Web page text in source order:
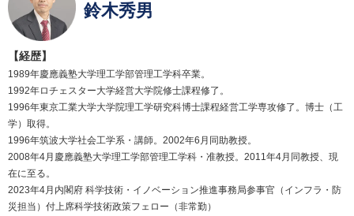
鈴木秀男
【経歴】
1989年慶應義塾大学理工学部管理工学科卒業。
1992年ロチェスター大学経営大学院修士課程修了。
1996年東京工業大学大学院理工学研究科博士課程経営工学専攻修了。博士（工
学）取得。
1996年筑波大学社会工学系・講師。2002年6月同助教授。
2008年4月慶應義塾大学理工学部管理工学科・准教授。2011年4月同教授、現
在に至る。
2023年4月内閣府 科学技術・イノベーション推進事務局参事官（インフラ・防
災担当）付上席科学技術政策フェロー（非常勤）